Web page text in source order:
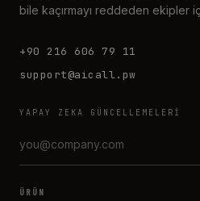
bile kaçırmayı reddeden ekipler
+90 216 606 79 11
support@aicall.pw
YAPAY ZEKA GÜNCELLEMELERI
ÜRÜN